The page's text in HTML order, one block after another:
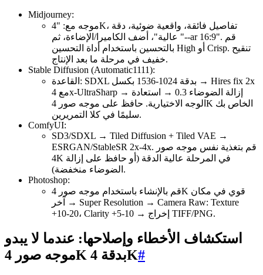
Midjourney:
موجه مع: "4K، تفاصيل فائقة، واقعية ضوئية، دقة
عالية"، أضف الكاميرا/الإضاءة، ثم "--ar 16:9". قم
بالتحسين باستخدام أداة التحسين High أو Crisp. تنقيح
خفيف في مرحلة ما بعد الإنتاج.
Stable Diffusion (Automatic1111):
القاعدة: SDXL بدقة 1024-1536 بكسل → Hires fix 2x
مع 4x-UltraSharp → إزالة الضوضاء 0.3 → استعادة
الوجه الاختيارية. حافظ على موجه صور 4K الخاص بك
سليمًا في كلا التمريرين.
ComfyUI:
SD3/SDXL → Tiled Diffusion + Tiled VAE →
ESRGAN/StableSR 2x-4x. قم بتغذية نفس موجه صور
4K في المرحلة عالية الدقة (أو حافظ على إزالة
الضوضاء منخفضة).
Photoshop:
قم بالإنشاء باستخدام موجه صور 4K قوي في مكان
آخر → Super Resolution → Camera Raw: Texture
+10-20، Clarity +5-10 → إخراج TIFF/PNG.
استكشاف الأخطاء وإصلاحها: عندما لا يبدو
موجه صور 4K بدقة 4K#